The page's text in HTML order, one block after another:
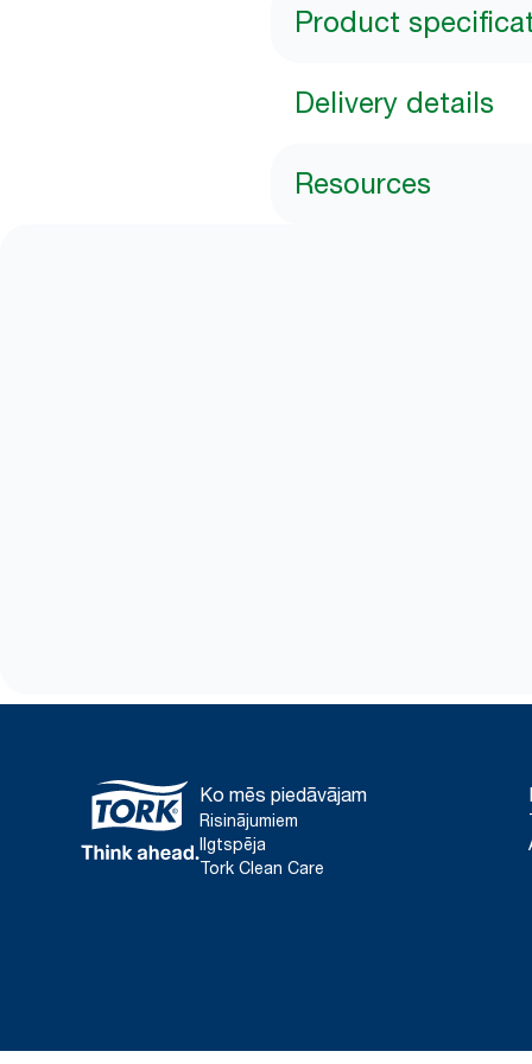
Product
Delivery details
Resources
Ko mēs piedāvājam
Risinājumiem
Ilgtspēja
Tork Clean Care